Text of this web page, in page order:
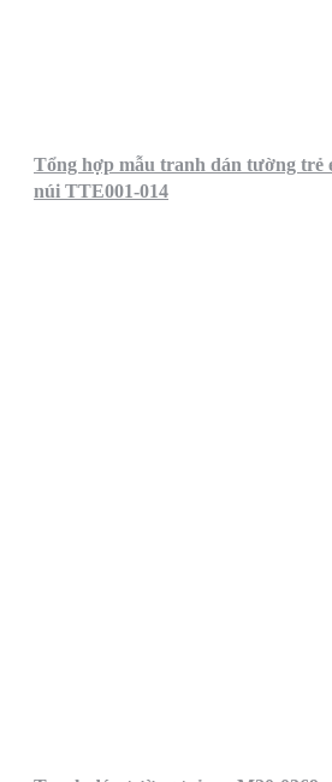
Tổng hợp mẫu tranh dán tường trẻ
núi TTE001-014